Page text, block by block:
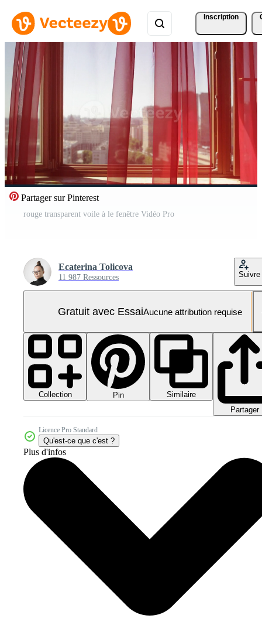
Inscription
Partager sur Pinterest
rouge transparent voile à le fenêtre Vidéo Pro
Ecaterina Tolicova
11 987 Ressources Suivre
Gratuit avec EssaiAucune attribution requise
Collection Pin
Similaire
Partager
Licence Pro Standard
Qu'est-ce que c'est ?
Plus d'infos